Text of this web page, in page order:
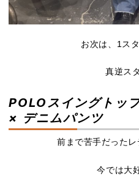
お次は、1ス
真逆ス
POLOスイングトッ
× デニムパンツ
前まで苦手だった
今では大